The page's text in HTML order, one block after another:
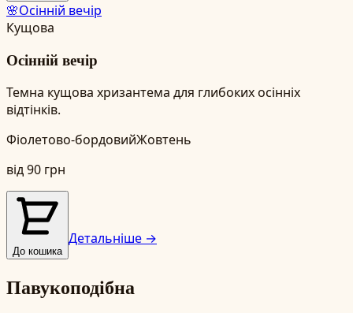
🌸Осінній вечір
Кущова
Осінній вечір
Темна кущова хризантема для глибоких осінніх
відтінків.
Фіолетово-бордовийЖовтень
від90 грн
До кошика
Детальніше →
Павукоподібна